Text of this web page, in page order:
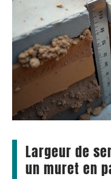
Largeur de
un muret en